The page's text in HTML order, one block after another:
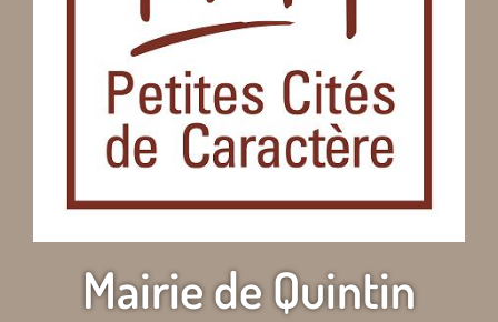
Mairie de Quintin